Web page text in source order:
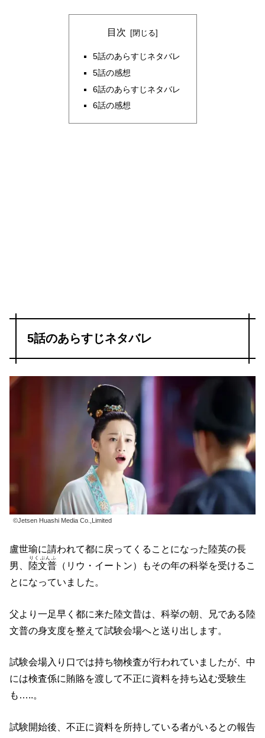
目次
5話のあらすじネタバレ
5話の感想
6話のあらすじネタバレ
6話の感想
5話のあらすじネタバレ
©Jetsen Huashi Media Co.,Limited
盧世瑜に請われて都に戻ってくることになった陸英の長
男、
陸文普
りくぶんふ
（リウ・イートン）もその年の科挙を受けるこ
とになっていました。
父より一足早く都に来た陸文昔は、科挙の朝、兄である陸
文普の身支度を整えて試験会場へと送り出します。
試験会場入り口では持ち物検査が行われていましたが、中
には検査係に賄賂を渡して不正に資料を持ち込む受験生
も…..。
試験開始後、不正に資料を所持している者がいるとの報告